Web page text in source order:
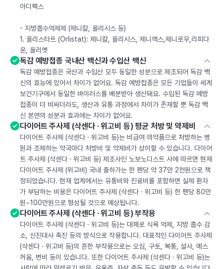
아디펙스
- 지방흡수억제제 (제니칼, 올리시스 등)
1. 올리스타트 (Orlistat): 제니칼, 올리시스, 제니엑스,제니로우,리피다
운, 올리엣
독감 예방접종 국내산 백신과 수입산 백신
독감 예방접종은 국산과 수입산 모두 동일한 성분으로 제조되어 독감 백
신의 효능에 있어서 차이가 없어요. 독감 예방접종은 모든 기업들이 세계
보건기구에서 동일한 바이러스를 배분받아 생산돼요. 수입된 독감 예방
접종이 더 비싸더라도, 생산과 유통 과정에서 차이가 존재할 뿐 독감 백
신 본연의 성분과 효과에는 차이가 없어요.
다이어트 주사제 (삭센다 · 위고비 등) 평균 처방 및 약제비
다이어트 주사제 (삭센다 · 위고비 등)는 비급여 의약품으로 처방하는 병
원과 조제하는 약국마다 처방비 및 약제비가 상이할 수 있습니다. 다이어
트 주사제 (삭센다 · 위고비 등) 제조사인 노보노디스트 사에 따르면 현재
다이어트 주사제 (위고비) 국내 출하가는 한 펜당 약 37만 2천원으로 책
정되었습니다. 현재 업계에서는 유통비와 진료비를 포함하면 실제 환자
가 부담하는 비용은 다이어트 주사제 (삭센다 · 위고비 등) 한 펜당 80만
원~100만원으로 형성될 것으로 예상됩니다.
다이어트 주사제 (삭센다 · 위고비 등) 부작용
다이어트 주사제 (삭센다 · 위고비 등)는 대체로 식욕 억제, 지방 흡수 감
소, 신진대사 촉진 등의 방식으로 작용합니다. 대표적인 다이어트 주사제
(삭센다 · 위고비 등)의 흔한 부작용으로는 오심, 구토, 복통, 설사, 메스
꺼움, 변비 등이 있습니다. 또한 다이어트 주사제 (삭센다 · 위고비 등)는